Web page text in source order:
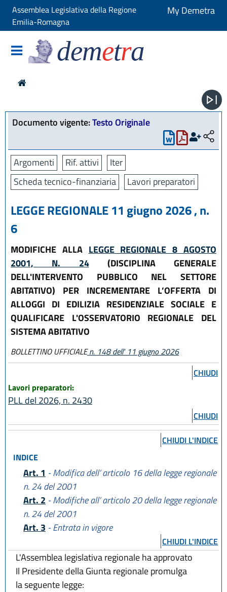
Assemblea Legislativa della Regione
Emilia-Romagna
My Demetra
demetra
Documento vigente:Testo Originale
Argomenti Rif. attivi
Iter
Scheda tecnico-finanziaria
Lavori preparatori
LEGGE REGIONALE 11 giugno 2026 , n.
6
MODIFICHE ALLA LEGGE REGIONALE 8 AGOSTO
2001, N. 24(DISCIPLINA GENERALE
DELL'INTERVENTO PUBBLICO NEL SETTORE
ABITATIVO) PER INCREMENTARE L’OFFERTA DI
ALLOGGI DI EDILIZIA RESIDENZIALE SOCIALE E
QUALIFICARE L'OSSERVATORIO REGIONALE DEL
SISTEMA ABITATIVO
BOLLETTINO UFFICIALEn. 148 dell' 11 giugno 2026
CHIUDI
Lavori preparatori:
PLL del 2026, n. 2430
CHIUDI
CHIUDI L'INDICE
INDICE
Art. 1 - Modifica dell’ articolo 16 della legge regionale
n. 24 del 2001
Art. 2 - Modifiche all’ articolo 20 della legge regionale
n. 24 del 2001
Art. 3 - Entrata in vigore
CHIUDI L'INDICE
L'Assemblea legislativa regionale ha approvato
Il Presidente della Giunta regionale promulga
la seguente legge: